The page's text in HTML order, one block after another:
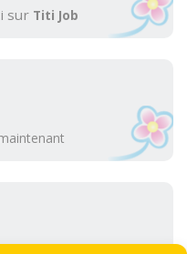
sur Titi Job